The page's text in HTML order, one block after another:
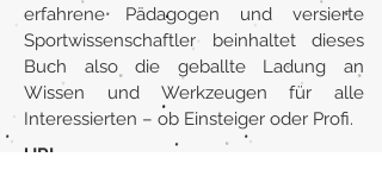
erfahrene Pädagogen und versierte
Sportwissenschaftler beinhaltet dieses
Buch also die geballte Ladung an
Wissen und Werkzeugen für alle
Interessierten – ob Einsteiger oder Profi.
URL